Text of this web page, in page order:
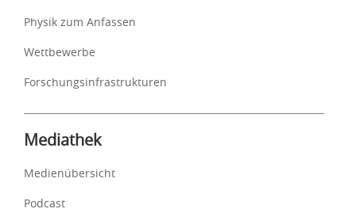
Physik zum Anfassen
Wettbewerbe
Forschungsinfrastrukturen
Mediathek
Medienübersicht
Podcast